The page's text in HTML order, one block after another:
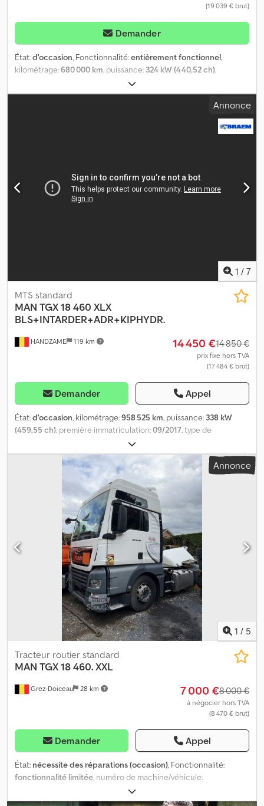
(19 039 € brut)
Demander
État:d'occasion, Fonctionnalité:entièrement fonctionnel,
kilométrage:680 000 km, puissance: 324 kW (440,52 ch),
08/2026
carburant:diesel, couleur:blanc, poids maximal de charge:18 000
, cabine conducteur:
, classe
, Équipement:
vendons un camion porteur MAN, modèle TGX 18.44, année de
fabrication 2011, avec environ 680 000 km au compteur,
accompagné d’une semi-remorque frigorifique Schmitz
Annonce
1 / 7
HANDZAME 119 km
MTS standard
MAN TGX 18 460 XLX
BLS+INTARDER+ADR+KIPHYDR.
14 450 €14 850 €
prix fixe hors TVA
(17 484 € brut)
Demander Appel
État:d'occasion, kilométrage:958 525 km, puissance: 338 kW
(459,55 ch) , première immatriculation:09/2017 , type de
, dimension des pneus:
configuration d'essieux:4x2, empattement:3 600 mm, carburant:
, freins:intarder , couleur: blanc , cabine conducteur:
, type d'engrenage:automatique
Euro 6 , suspension:acier-air, Année de construction:
, Équipement:béquet, climatisation, réfrigérateur,
régulation électrique des vitres, système de navigation
Dimension des pneus : 315/80R22,5 Essieu avant : Suspension :
suspension à lames Essieu arrière : jumelé ; suspension :
suspension pneumatique Transmission : roues Credpswvq I Rsfx
Ac Asf Poids à vide : 7 634 kg Charge utile : 11 366 kg PTAC : 19 000
kg = Autres options et équipements = - Déflecteur de toit -
Hydraulique de benne - Prise de force (PTO)
Annonce
1 / 5
Grez-Doiceau 28 km
Tracteur routier standard
MAN TGX 18 460. XXL
7 000 €8 000 €
à négocier hors TVA
(8 470 € brut)
Demander Appel
État: nécessite des réparations (occasion), Fonctionnalité:
fonctionnalité limitée, numéro de machine/véhicule:
, kilométrage:
immatriculation:06/2018, poids à vide:7 383 kg, dimension des